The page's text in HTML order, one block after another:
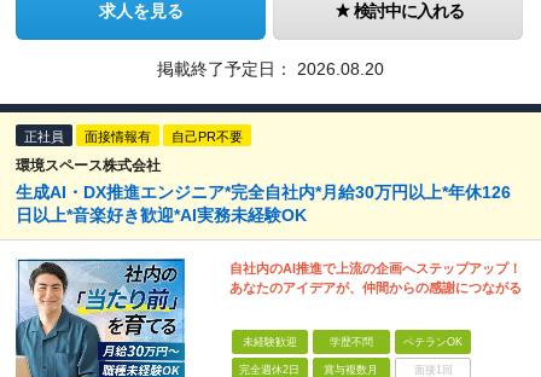
求人を見る 検討中に入れる
掲載終了予定日： 2026.08.20
正社員 面接情報有 自己PR不要
環境スペース株式会社
生成AI・DX推進エンジニア*完全自社内*月給30万円以上*年休126
日以上*音楽好き歓迎*AI実務未経験OK
自社内のAI推進で上流の企画へステップアップ！
あなたのアイデアが、仲間からの感謝につながる
未経験歓迎 学歴不問 ベテランOK
完全週休2日 賞与複数月 面接1回